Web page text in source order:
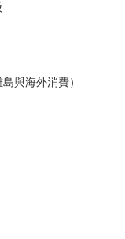
與海外消費）